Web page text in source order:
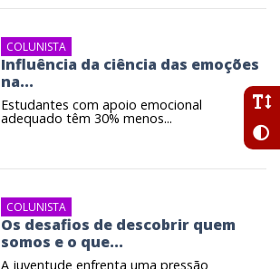
COLUNISTA
Influência da ciência das emoções
na...
Estudantes com apoio emocional
adequado têm 30% menos...
COLUNISTA
Os desafios de descobrir quem
somos e o que...
A juventude enfrenta uma pressão